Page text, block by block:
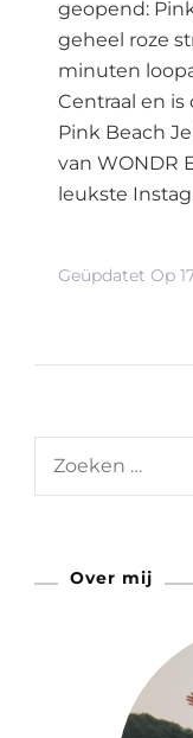
geopend:
geheel roze
minuten
Centraal en is
Pink Beach
van WONDR
leukste
Geüpdatet Op
Zoeken
Over mij